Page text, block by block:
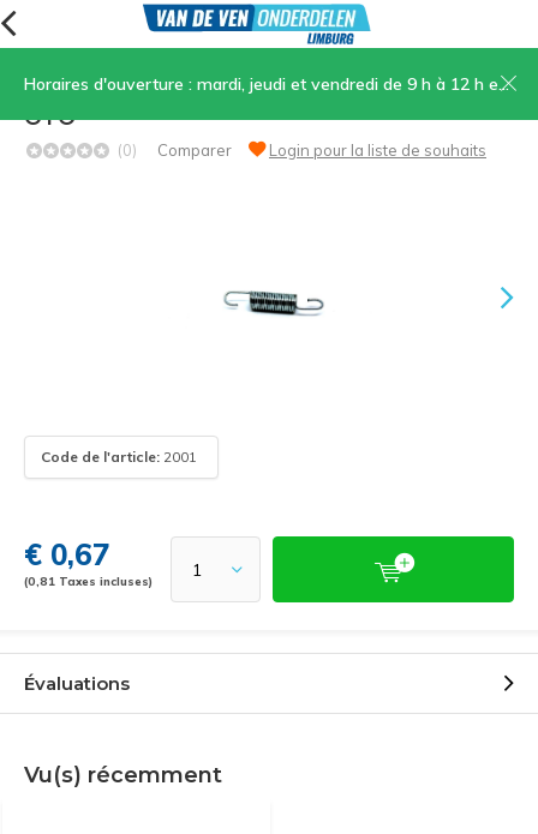
Horaires d'ouverture : mardi, jeudi et vendredi de 9 h à 12 h et de 13 h 30 à 17 h, samedi de 9 h à 12 h
Ressort de carburateur types 1700-2200-
OTO
(0) Comparer Login pour la liste de souhaits
Code de l'article: 2001
€ 0,67
(0,81 Taxes incluses)
Évaluations
Vu(s) récemment